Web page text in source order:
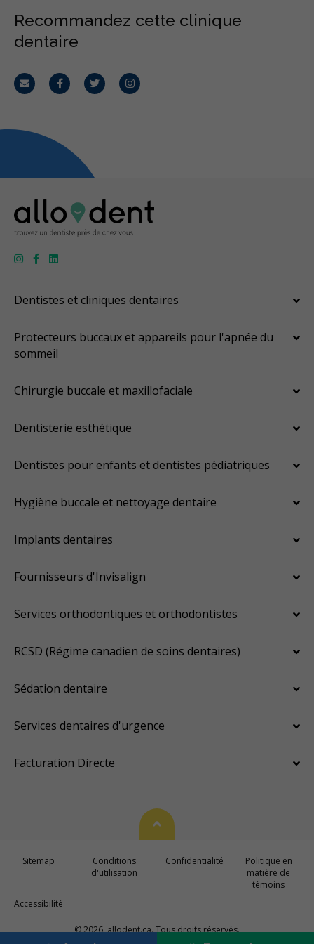
Recommandez cette clinique
dentaire
CourrielFacebookTwitterInstagram
Dentistes et cliniques dentaires
Protecteurs buccaux et appareils pour l'apnée du
sommeil
Chirurgie buccale et maxillofaciale
Dentisterie esthétique
Dentistes pour enfants et dentistes pédiatriques
Hygiène buccale et nettoyage dentaire
Implants dentaires
Fournisseurs d'Invisalign
Services orthodontiques et orthodontistes
RCSD (Régime canadien de soins dentaires)
Sédation dentaire
Services dentaires d'urgence
Facturation Directe
© 2026. allodent.ca. Tous droits réservés.
Haut de page
Sitemap
Conditions
d'utilisation
Confidentialité
Politique en
matière de
témoins
Accessibilité